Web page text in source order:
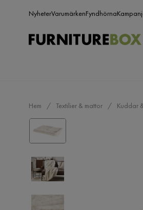
NyheterVarumärkenFyndhörna
Hem Textilier & mattor Kuddar